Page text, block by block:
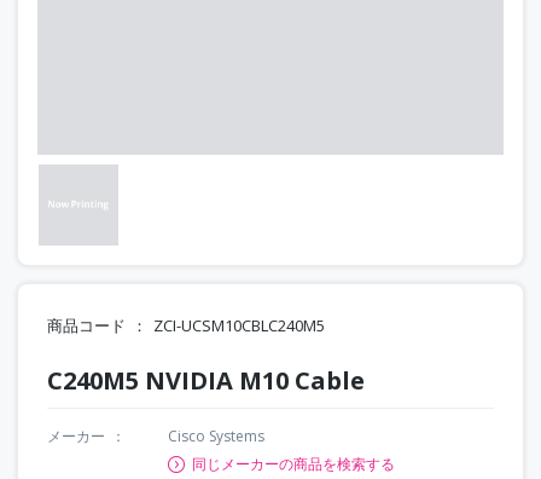
商品コード ZCI-UCSM10CBLC240M5
C240M5 NVIDIA M10 Cable
メーカー
Cisco Systems
同じメーカーの商品を検索する